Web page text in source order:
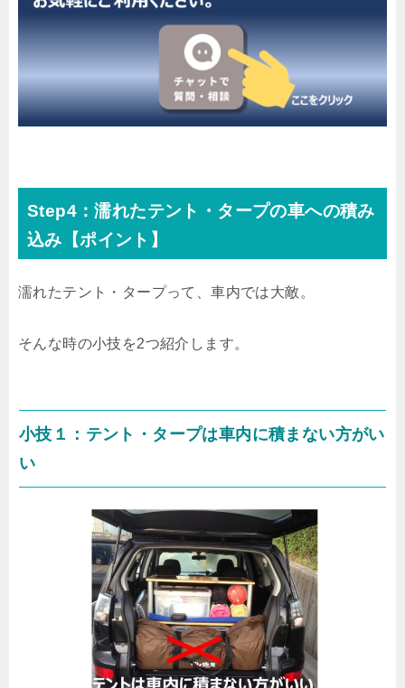
Step4：濡れたテント・タープの車への積み
込み【ポイント】
濡れたテント・タープって、車内では大敵。
そんな時の小技を2つ紹介します。
小技１：テント・タープは車内に積まない方がい
い